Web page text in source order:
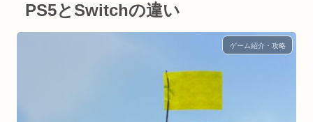
PS5とSwitchの違い
ゲーム紹介・攻略